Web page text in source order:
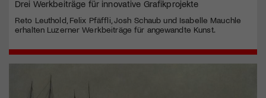
Drei Werkbeiträge für innovative Grafikprojekte
Reto Leuthold, Felix Pfäffli, Josh Schaub und Isabelle Mauchle
erhalten Luzerner Werkbeiträge für angewandte Kunst.